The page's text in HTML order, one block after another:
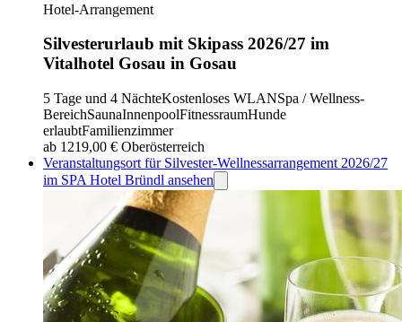
Hotel-Arrangement
Silvesterurlaub mit Skipass 2026/27 im
Vitalhotel Gosau in Gosau
5 Tage und 4 NächteKostenloses WLANSpa / Wellness-
BereichSaunaInnenpoolFitnessraumHunde
erlaubtFamilienzimmer
ab 1219,00 € Oberösterreich
Veranstaltungsort für Silvester-Wellnessarrangement 2026/27
im SPA Hotel Bründl ansehen